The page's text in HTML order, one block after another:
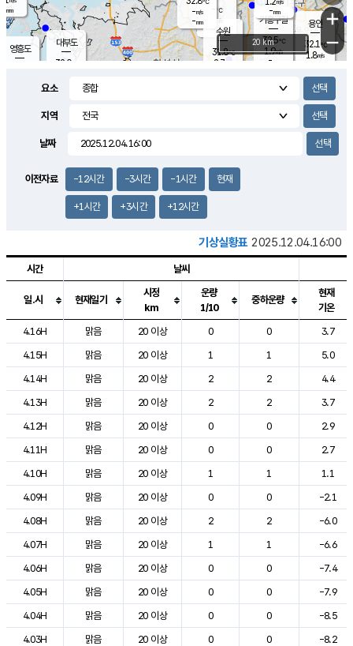
mm
영흥도
용인
32.1℃
1.8m/s
2.7m/s
대부도
32.0
- ℃
m/s
mm
기흥구갈
32.5℃
1.9m/s
-
-m/s
-mm
-mm
수원
31.8℃
2.7 m/s
+
−
20 km
요소
지역
날짜
이전자료 -12시간 -3시간 -1시간 현재
+1시간 +3시간 +12시간
기상실황표 2025.12.04.16:00
도시별 기상실황표로 지점, 날씨, 기온, 강수, 바람, 기압등을 안내한 표입
시간 날씨
일.시 현재일기
시정
km
운량
1/10
중하운량
현재
기온
4.16H
맑음 20 이상 0 0
3.7
4.15H
맑음 20 이상 1 1
5.0
4.14H
맑음 20 이상 2 2
4.4
4.13H
맑음 20 이상 2 2
3.7
4.12H
맑음 20 이상 0 0
2.9
4.11H
맑음 20 이상 0 0
2.7
4.10H
맑음 20 이상 1 1
1.1
4.09H
맑음 20 이상 0 0
-2.1
4.08H
맑음 20 이상 2 2
-6.0
4.07H
맑음 20 이상 1 1
-6.6
4.06H
맑음 20 이상 0 0
-7.4
4.05H
맑음 20 이상 0 0
-7.9
4.04H
맑음 20 이상 0 0
-8.5
4.03H
맑음 20 이상 0 0
-8.2